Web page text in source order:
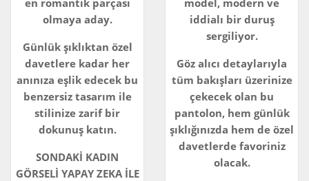
olmaya aday.
Günlük şıklıktan özel
davetlere kadar her
anınıza eşlik edecek bu
benzersiz tasarım ile
stilinize zarif bir
dokunuş katın.
SONDAKİ KADIN
GÖRSELİ YAPAY ZEKA İLE
iddialı bir duruş
sergiliyor.
Göz alıcı detaylarıyla
tüm bakışları üzerinize
çekecek olan bu
pantolon, hem günlük
şıklığınızda hem de özel
davetlerde favoriniz
olacak.